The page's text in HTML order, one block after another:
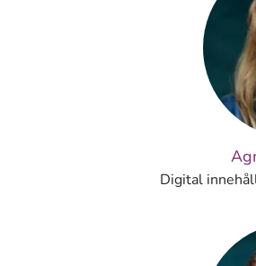
Digital